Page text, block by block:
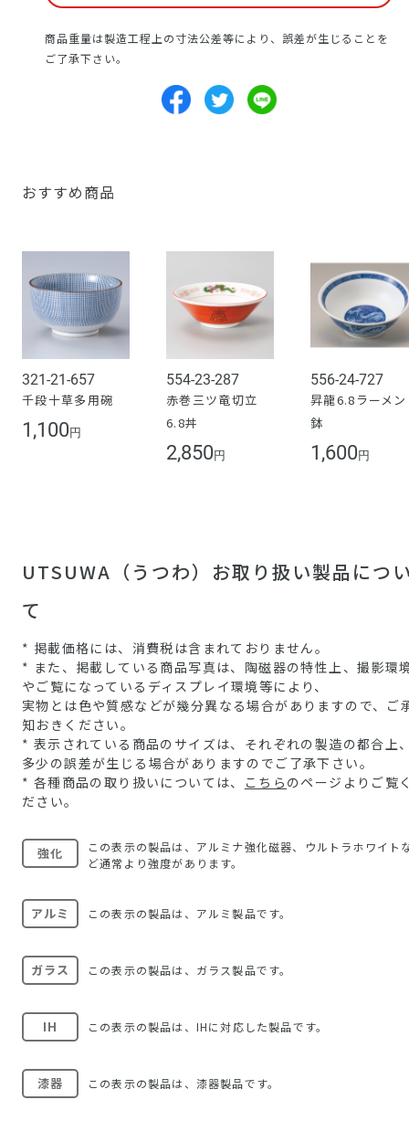
商品重量は製造工程上の寸法公差等により、誤差が生じることを
ご了承下さい。
おすすめ商品
321-21-657
千段十草多用碗
1,100 円
554-23-287
赤巻三ツ竜切立
6.8丼
2,850 円
556-24-727
昇龍6.8ラーメン
鉢
1,600 円
UTSUWA（うつわ）お取り扱い製品につ
て
* 掲載価格には、消費税は含まれておりません。
* また、掲載している商品写真は、陶磁器の特性上、撮影環
やご覧になっているディスプレイ環境等により、
実物とは色や質感などが幾分異なる場合がありますので、ご
知おきください。
* 表示されている商品のサイズは、それぞれの製造の都合上
多少の誤差が生じる場合がありますのでご了承下さい。
* 各種商品の取り扱いについては、
こちら のページよりご覧
ださい。
強化
この表示の製品は、アルミナ強化磁器、ウルトラホワイト
ど通常より強度があります。
アルミ この表示の製品は、アルミ製品です。
ガラス この表示の製品は、ガラス製品です。
IH この表示の製品は、IHに対応した製品です。
漆器 この表示の製品は、漆器製品です。